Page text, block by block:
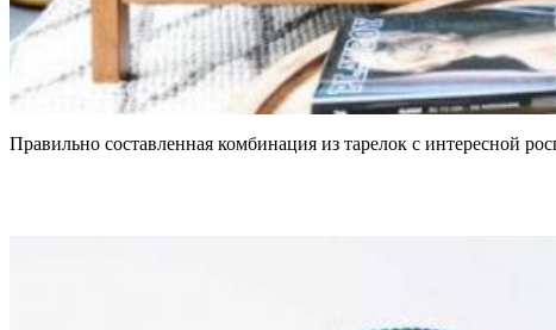
Правильно составленная комбинация из тарелок с интересной